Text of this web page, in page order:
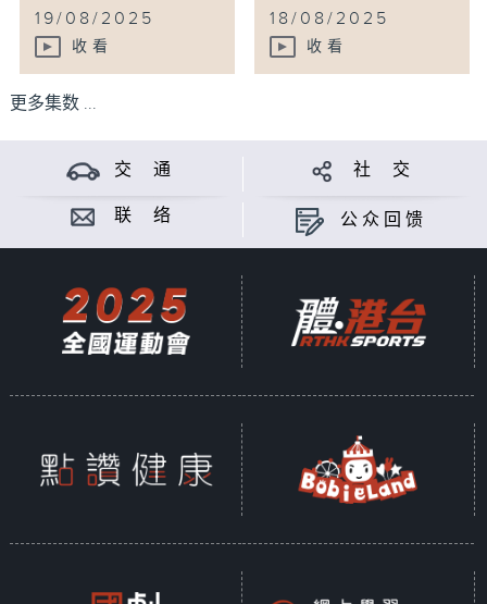
19/08/2025
收看
18/08/2025
收看
更多集数 ...
交 通 社 交
联 络 公众回馈